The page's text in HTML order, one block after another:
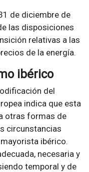
de diciembre de
las disposiciones
relativas a las
de la energía.
ibérico
del
indica que esta
otras formas de
circunstancias
ibérico.
necesaria y
temporal y de